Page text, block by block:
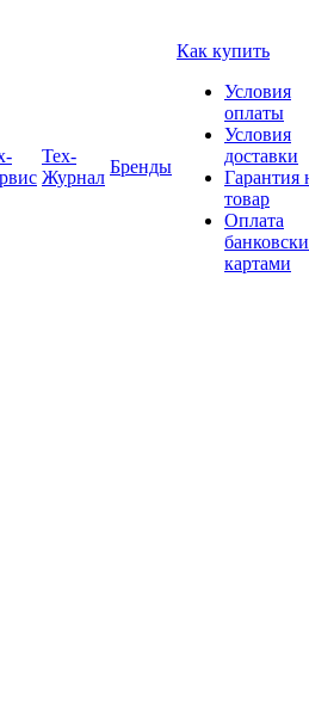
Тех-
Журнал
Бренды
Как купить
Условия
оплаты
Условия
доставки
Гарантия
товар
Оплата
картами